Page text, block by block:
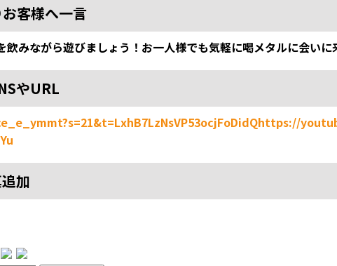
客様へ一言
飲みながら遊びましょう！お一人様でも気軽に喝メタルに会いに
やURL
https://
加